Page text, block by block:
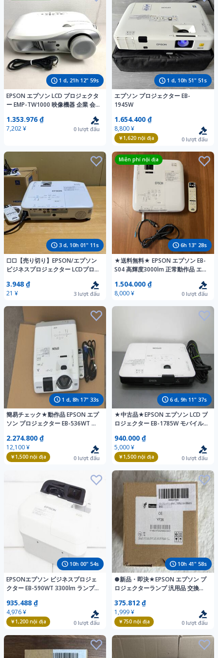
1 d, 21h 12" 58s
EPSON エプソン LCD プロジェクタ
ー EMP-TW1000 映像機器 企業 会
ワイト 動作確認済み 簡易清掃済み
1.353.976 ₫
7,202 ¥ 0 lượt đấu
1 d, 10h 51" 50 s
エプソン プロジェクター EB-
1945W
1.654.400 ₫
8,800 ¥
￥1,620nội địa 0 lượt đấu
3 d, 10h 01" 10 s
□□【売り切り】EPSON/エプソン
ビジネスプロジェクター LCDプロ
3.948 ₫
21 ¥ 3 lượt đấu
6h 13" 27s
Miễn phí nội địa
★送料無料★ EPSON エプソン EB-
S04 高輝度3000lm 正常動作品 エプ
1.504.000 ₫
8,000 ¥ 0 lượt đấu
1 d, 8h 17" 32s
簡易チェック★動作品 EPSON エプ
ソン プロジェクター EB-536WT ラ
OK★S1300
2.274.800 ₫
12,100 ¥
￥1,500nội địa 0 lượt đấu
6 d, 9h 11" 36s
★中古品★EPSON エプソン LCD プ
ロジェクター EB-1785W モバイル
940.000 ₫
5,000 ¥
￥1,500nội địa 0 lượt đấu
10h 00" 53s
EPSONエプソン ビジネスプロジェ
クター EB-590WT 3300lm ランプ
935.488 ₫
4,976 ¥
￥1,200nội địa 0 lượt đấu
10h 41" 57s
●新品・即決★EPSON エプソン プ
ロジェクターランプ 汎用品 交換用
375.812 ₫
1,999 ¥
￥750nội địa 0 lượt đấu